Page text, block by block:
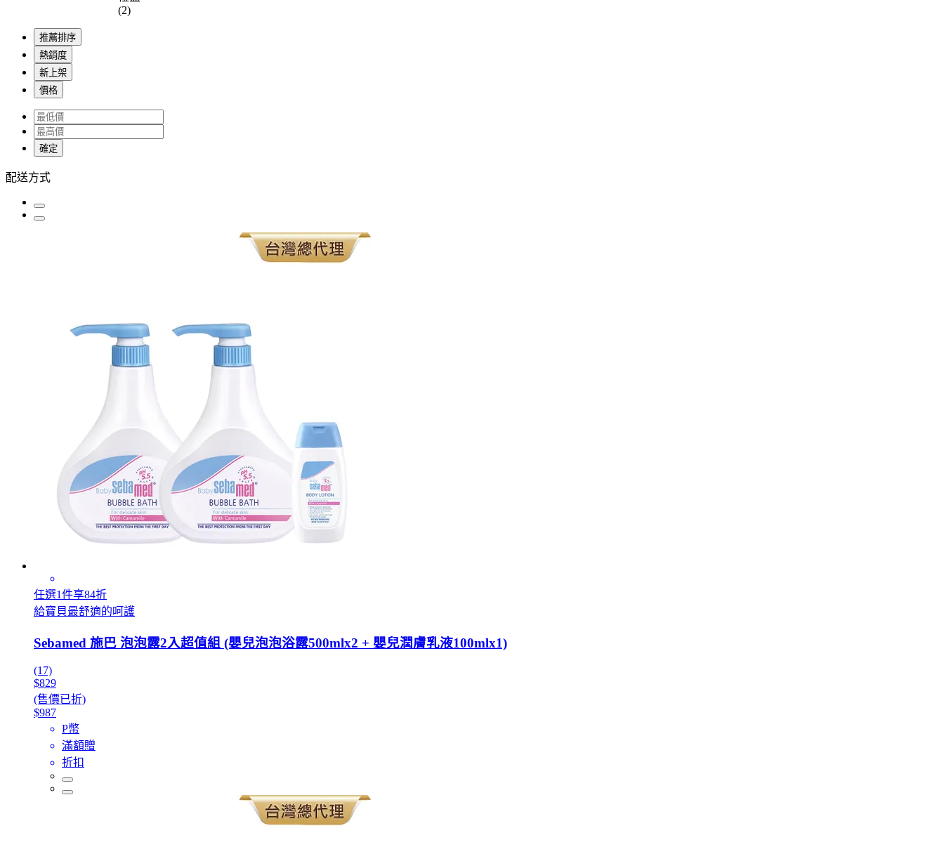
(2)
推薦排序
熱銷度
新上架
價格
確定
配送方式
任選1件享84折
給寶貝最舒適的呵護
Sebamed 施巴 泡泡露2入超值組 (嬰兒泡泡浴露500mlx2 + 嬰兒潤膚乳液100mlx1)
(17)
$829
(售價已折)
$987
P幣
滿額贈
折扣